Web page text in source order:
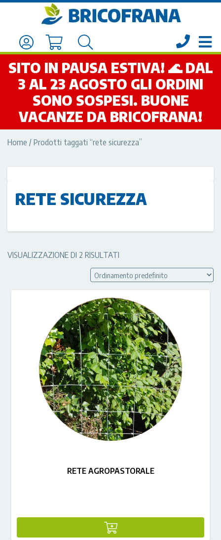
SITO IN PAUSA ESTIVA! 🌊 DAL
3 AL 23 AGOSTO GLI ORDINI
SONO SOSPESI. BUONE
VACANZE DA BRICOFRANA!
Home / Prodotti taggati “rete sicurezza”
RETE SICUREZZA
VISUALIZZAZIONE DI 2 RISULTATI
RETE AGROPASTORALE